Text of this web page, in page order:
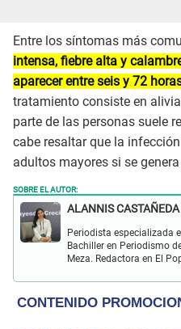
Entre los síntomas más
intensa, fiebre alta y
aparecer entre seis y 72
tratamiento consiste en
parte de las personas suele
cabe resaltar que la
adultos mayores si se
SOBRE EL AUTOR:
ALANNIS CASTAÑEDA
Periodista especializada
Bachiller en Periodismo
Meza. Redactora en El
astronómicos, hallazgos